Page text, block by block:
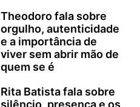
Theodoro fala sobre
orgulho, autenticidade
e a importância de
viver sem abrir mão de
quem se é
Rita Batista fala sobre
silêncio, presença e os